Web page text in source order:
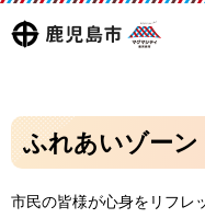
鹿児島
マグ
マシ
島市
ふれあいゾーン
市民の皆様が心身をリフレ